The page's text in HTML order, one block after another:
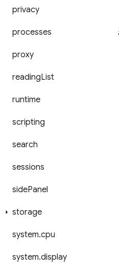
privacy
processes
proxy
readingList
runtime
scripting
search
sessions
sidePanel
storage
system.cpu
system.display